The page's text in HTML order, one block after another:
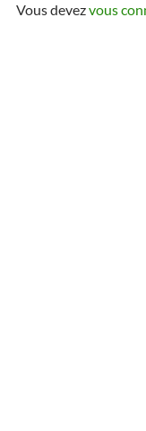
Vous devezvous